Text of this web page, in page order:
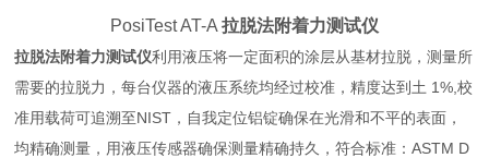
PosiTest AT-A 拉脱法附着力测试仪
拉脱法附着力测试仪利用液压将一定面积的涂层从基材拉脱，测量所
需要的拉脱力，每台仪器的液压系统均经过校准，精度达到土 1%,校
准用载荷可追溯至NIST，自我定位铝锭确保在光滑和不平的表面，
均精确测量，用液压传感器确保测量精确持久，符合标准：ASTM D